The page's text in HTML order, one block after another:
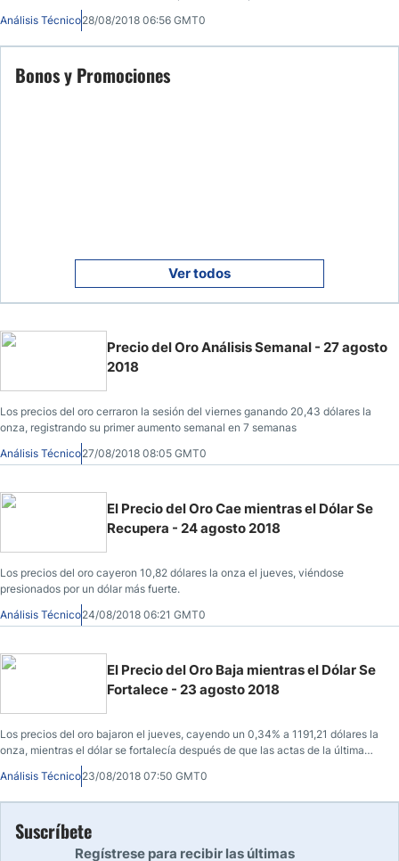
Análisis Técnico28/08/2018 06:56 GMT0
Bonos y Promociones
Ver todos
Precio del Oro Análisis Semanal - 27 agosto
2018
Los precios del oro cerraron la sesión del viernes ganando 20,43 dólares la
onza, registrando su primer aumento semanal en 7 semanas
Análisis Técnico27/08/2018 08:05 GMT0
El Precio del Oro Cae mientras el Dólar Se
Recupera - 24 agosto 2018
Los precios del oro cayeron 10,82 dólares la onza el jueves, viéndose
presionados por un dólar más fuerte.
Análisis Técnico24/08/2018 06:21 GMT0
El Precio del Oro Baja mientras el Dólar Se
Fortalece - 23 agosto 2018
Los precios del oro bajaron el jueves, cayendo un 0,34% a 1191,21 dólares la
onza, mientras el dólar se fortalecía después de que las actas de la última
reunión del Comité de la Reserva Federal mostraron que los miembros de la
Reserva Federal probablemente subirán los tipos de interés el próximo mes.
Análisis Técnico23/08/2018 07:50 GMT0
Suscríbete
Regístrese para recibir las últimas